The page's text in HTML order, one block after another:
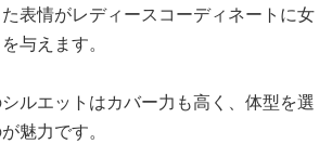
表情がレディースコーディネートに女
与えます。
ルエットはカバー力も高く、体型を選
魅力です。